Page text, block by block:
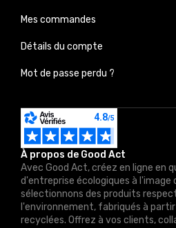
À propos de Good Act
Avec Good Act, créez en ligne en
d'entreprise écologiques à l'image
sélectionnons des produits
l'environnement, fabriqués à
recyclées. Offrez à vos clients,
Mes commandes
Détails du compte
Mot de passe perdu ?